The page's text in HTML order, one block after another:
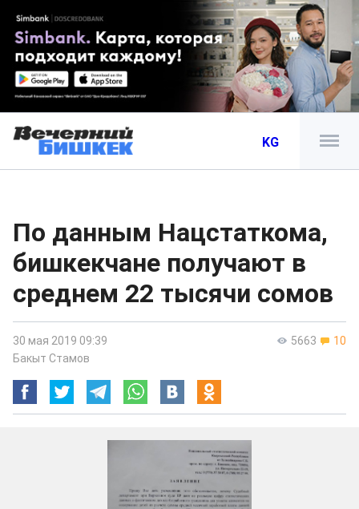
KG
По данным Нацстаткома,
бишкекчане получают в
среднем 22 тысячи сомов
5663 10
30 мая 2019 09:39
Бакыт Стамов